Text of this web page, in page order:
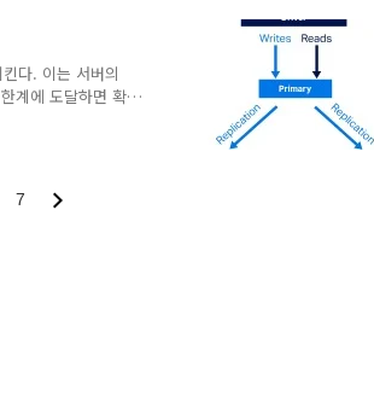
다. 이는 서버의
계에 도달하면 확
원한다. 데이터
속..
7